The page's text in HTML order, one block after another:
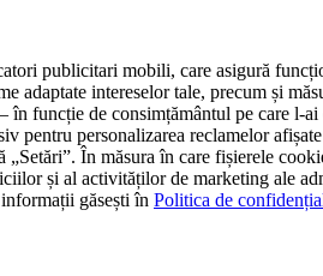
publicitari mobili, care asigură
adaptate intereselor tale, precum și
funcție de consimțământul pe care l-
personalizarea reclamelor
În măsura în care fișierele
și al activităților de marketing ale
găsești în Politica de